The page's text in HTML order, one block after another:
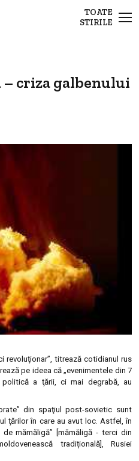
TOATE
STIRILE
criza galbenului
revoluţionar”, titrează cotidianul rus
pe ideea că „evenimentele din 7
a ţării, ci mai degrabă, au
din spaţiul post-sovietic sunt
ţărilor în care au avut loc. Astfel, în
mămăligă” [mămăligă - terci din
tradițională], Rusiei